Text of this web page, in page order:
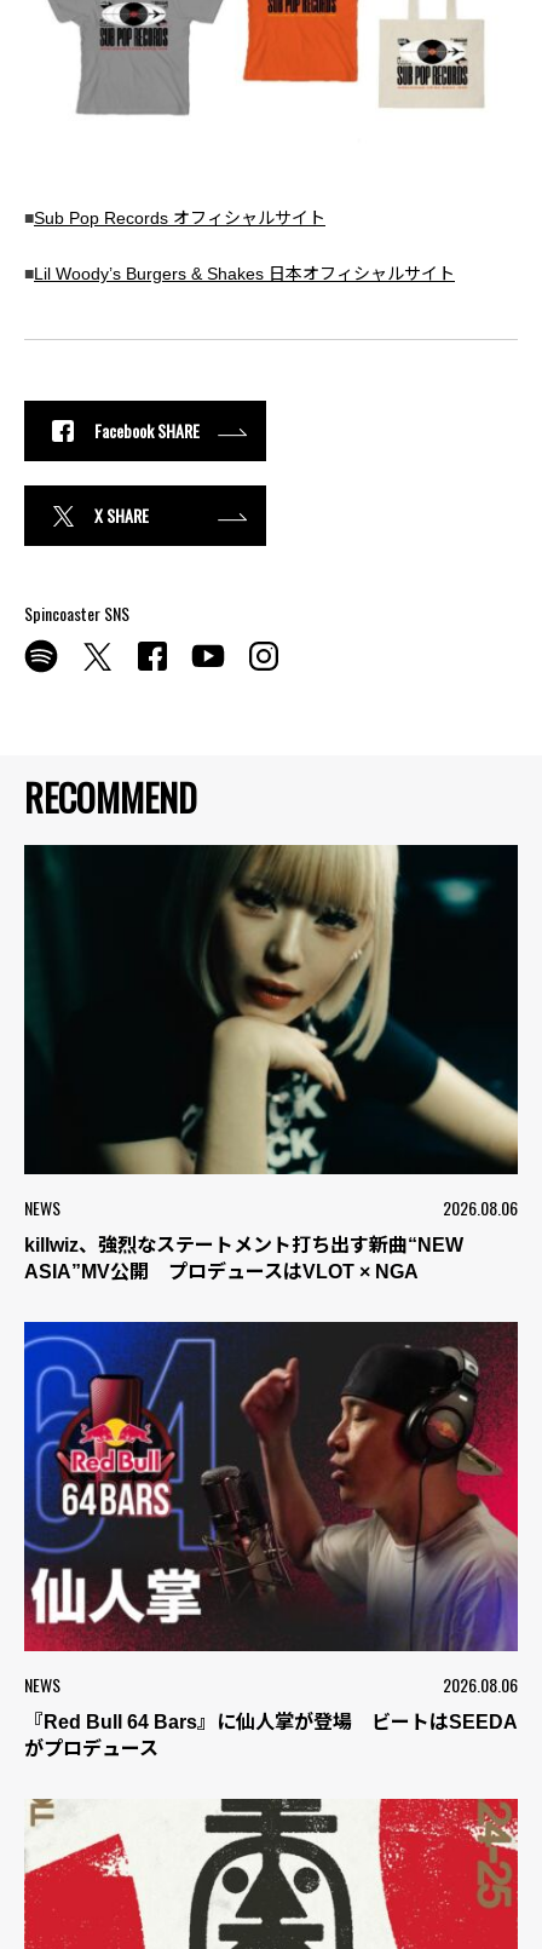
RECOMMEND
NEWS 2026.08.06
killwiz、強烈なステートメント打ち出す新曲“NEW
ASIA”MV公開 プロデュースはVLOT × NGA
NEWS 2026.08.06
『Red Bull 64 Bars』に仙人掌が登場 ビートはSEEDA
がプロデュース
■Sub Pop Records オフィシャルサイト
■Lil Woody’s Burgers & Shakes 日本オフィシャルサイト
Facebook SHARE
X SHARE
Spincoaster SNS